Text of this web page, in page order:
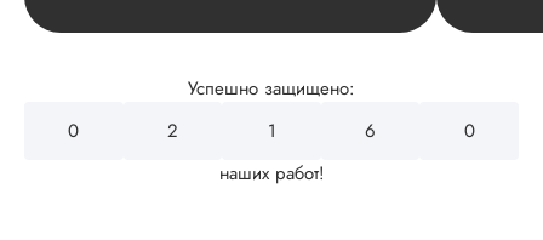
Успешно защищено:
2
3
4
2
0
наших работ!